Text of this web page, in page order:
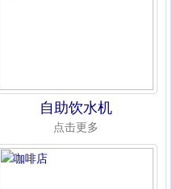
自助饮水机
点击更多